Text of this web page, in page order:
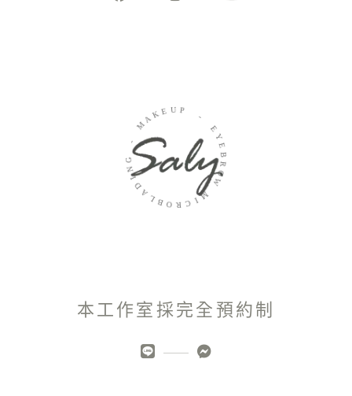
MAK E U
E
Y
E
B
R
O
W
M
I
C
R
O
B
L
A
D
I
N
G
本工作室採完全預約制